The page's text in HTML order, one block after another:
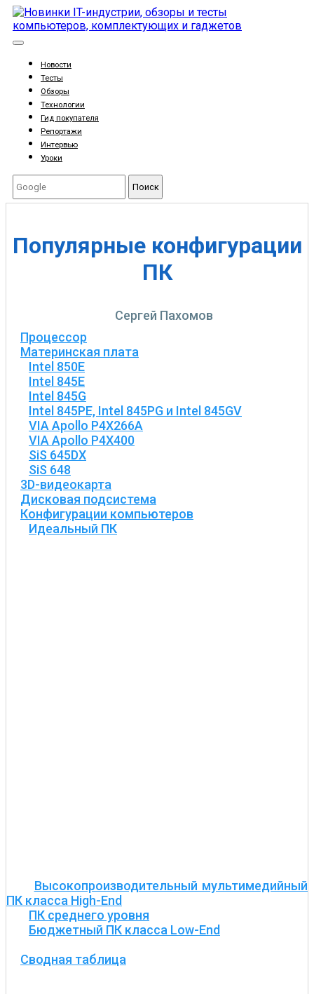
Новости
Тесты
Обзоры
Технологии
Гид покупателя
Репортажи
Интервью
Уроки
Поиск
Популярные конфигурации
ПК
Сергей Пахомов
Процессор
Материнская плата
Intel 850E
Intel 845E
Intel 845G
Intel 845PE, Intel 845PG и Intel 845GV
VIA Apollo P4X266A
VIA Apollo P4X400
SiS 645DX
SiS 648
3D-видеокарта
Дисковая подсистема
Конфигурации компьютеров
Идеальный ПК
Высокопроизводительный мультимедийный
ПК класса High-End
ПК среднего уровня
Бюджетный ПК класса Low-End
Сводная таблица